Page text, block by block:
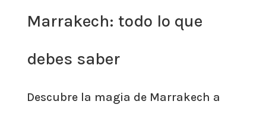
Marrakech: todo lo que
debes saber
Descubre la magia de Marrakech a